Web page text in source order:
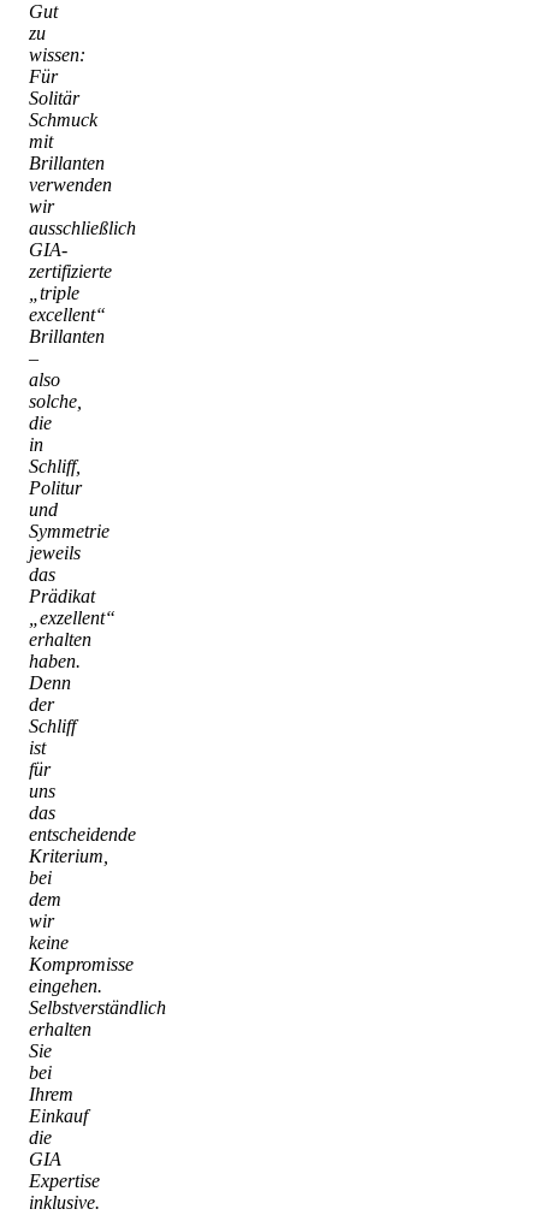
Gut
zu
wissen:
Für
Solitär
Schmuck
mit
Brillanten
verwenden
wir
ausschließlich
GIA-
zertifizierte
„triple
excellent“
Brillanten
–
also
solche,
die
in
Schliff,
Politur
und
Symmetrie
jeweils
das
Prädikat
„exzellent“
erhalten
haben.
Denn
der
Schliff
ist
für
uns
das
entscheidende
Kriterium,
bei
dem
wir
keine
Kompromisse
eingehen.
Selbstverständlich
erhalten
Sie
bei
Ihrem
Einkauf
die
GIA
Expertise
inklusive.